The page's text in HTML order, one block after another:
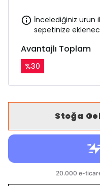
İncelediğiniz ürün
sepetinize
Avantajlı Toplam
%30
Stoğa